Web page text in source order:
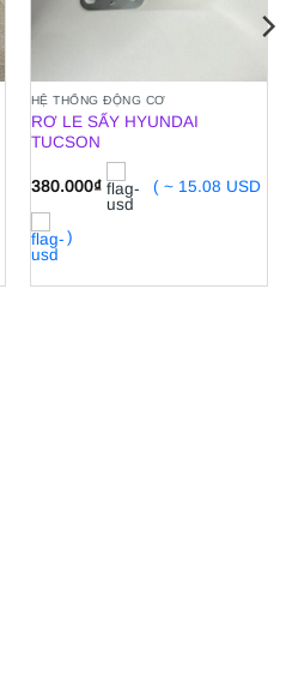
HỆ THỐNG ĐỘNG CƠ
RƠ LE SẤY HYUNDAI
TUCSON
380.000₫ ( ~ 15.08 USD
)